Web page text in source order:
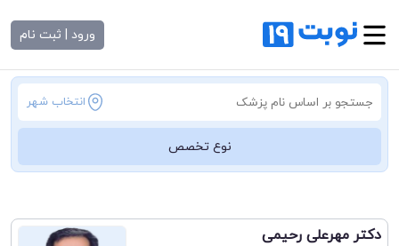
ورود | ثبت نام
انتخاب شهر
نوع تخصص
دکتر مهرعلی رحیمی